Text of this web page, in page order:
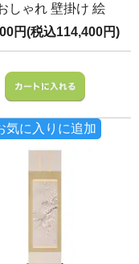
しゃれ 壁掛け 絵
円(税込114,400円)
気に入りに追加